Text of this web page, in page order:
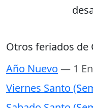
Otros feriados de
Año Nuevo — 1
Viernes Santo